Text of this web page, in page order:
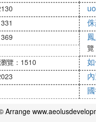
工操作平台，移動式
著計算，四附著計算
瀏覽：1510
Arrange